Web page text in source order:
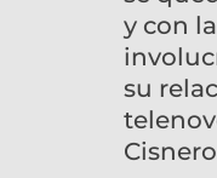
y con
su